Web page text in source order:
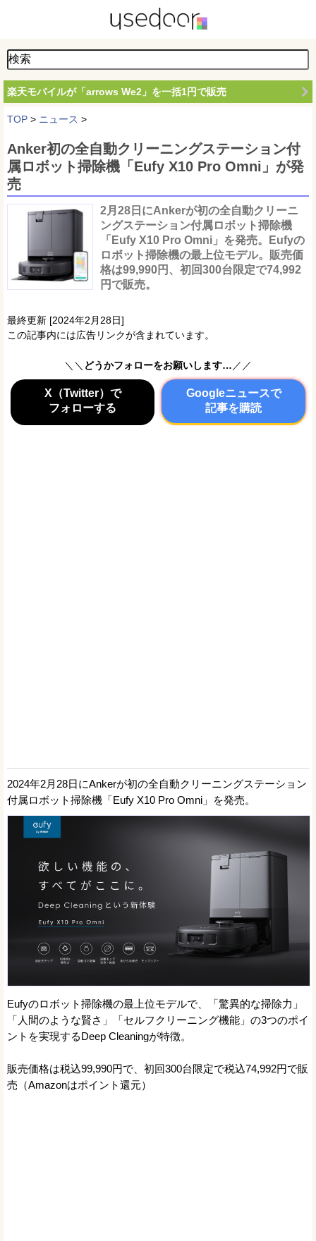
楽天モバイルが「arrows We2」を一括1円で販売
TOP > ニュース >
Anker初の全自動クリーニングステーション付
属ロボット掃除機「Eufy X10 Pro Omni」が発
売
2月28日にAnkerが初の全自動クリーニ
ングステーション付属ロボット掃除機
「Eufy X10 Pro Omni」を発売。Eufyの
ロボット掃除機の最上位モデル。販売価
格は99,990円、初回300台限定で74,992
円で販売。
最終更新 [2024年2月28日]
この記事内には広告リンクが含まれています。
＼＼ どうかフォローをお願いします… ／／
X（Twitter）で
フォローする
Googleニュースで
記事を購読
2024年2月28日にAnkerが初の全自動クリーニングステーション
付属ロボット掃除機「Eufy X10 Pro Omni」を発売。
Eufyのロボット掃除機の最上位モデルで、「驚異的な掃除力」
「人間のような賢さ」「セルフクリーニング機能」の3つのポイ
ントを実現するDeep Cleaningが特徴。
販売価格は税込99,990円で、初回300台限定で税込74,992円で販
売（Amazonはポイント還元）